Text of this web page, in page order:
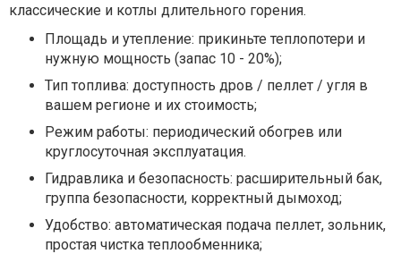
классические и котлы длительного горения.
Площадь и утепление: прикиньте теплопотери и
нужную мощность (запас 10 - 20%);
Тип топлива: доступность дров / пеллет / угля в
вашем регионе и их стоимость;
Режим работы: периодический обогрев или
круглосуточная эксплуатация.
Гидравлика и безопасность: расширительный бак,
группа безопасности, корректный дымоход;
Удобство: автоматическая подача пеллет, зольник,
простая чистка теплообменника;